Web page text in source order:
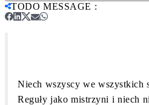
TODO MESSAGE :
Niech wszyscy we wszystkich
Reguły jako mistrzyni i niech